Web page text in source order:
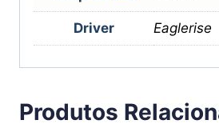
Driver Eaglerise
Produtos